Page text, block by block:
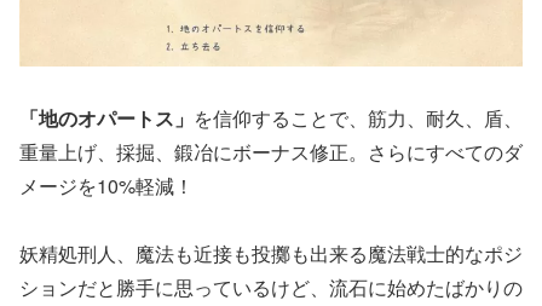
「地のオパートス」 を信仰することで、筋力、耐久、盾、
重量上げ、採掘、鍛冶にボーナス修正。さらにすべてのダ
メージを10%軽減！
妖精処刑人、魔法も近接も投擲も出来る魔法戦士的なポジ
ションだと勝手に思っているけど、流石に始めたばかりの